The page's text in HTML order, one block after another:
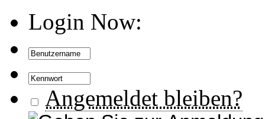
Login Now:
Angemeldet bleiben?